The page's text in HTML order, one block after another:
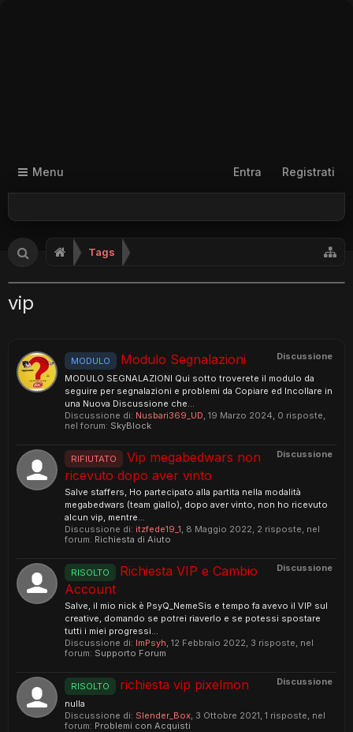
Menu Entra Registrati
Tags
vip
Discussione
MODULO Modulo Segnalazioni
MODULO SEGNALAZIONI Qui sotto troverete il modulo da
seguire per segnalazioni e problemi da Copiare ed Incollare in
una Nuova Discussione che...
Discussione di: Nusbari369_UD, 19 Marzo 2024, 0 risposte,
nel forum: SkyBlock
Discussione
RIFIUTATO
Vip megabedwars non
ricevuto dopo aver vinto
Salve staffers, Ho partecipato alla partita nella modalità
megabedwars (team giallo), dopo aver vinto, non ho ricevuto
alcun vip, mentre...
Discussione di: itzfede19_1, 8 Maggio 2022, 2 risposte, nel
forum: Richiesta di Aiuto
Discussione
RISOLTO
Richiesta VIP e Cambio
Account
Salve, il mio nick è PsyQ_NemeSis e tempo fa avevo il VIP sul
creative, domando se potrei riaverlo e se potessi spostare
tutti i miei progressi...
Discussione di: ImPsyh, 12 Febbraio 2022, 3 risposte, nel
forum: Supporto Forum
Discussione
RISOLTO richiesta vip pixelmon
nulla
Discussione di: Slender_Box, 3 Ottobre 2021, 1 risposte, nel
forum: Problemi con Acquisti